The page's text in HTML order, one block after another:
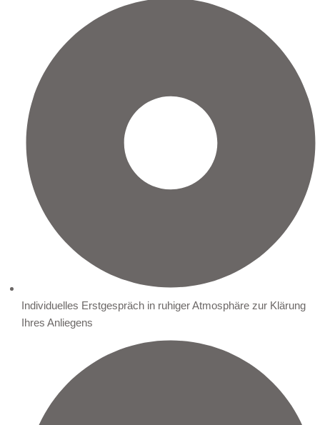
Individuelles Erstgespräch in ruhiger Atmosphäre zur Klärung
Ihres Anliegens